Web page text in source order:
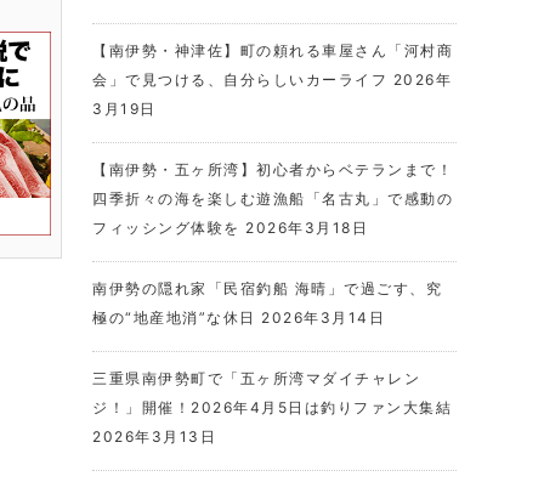
【南伊勢・神津佐】町の頼れる車屋さん「河村商
会」で見つける、自分らしいカーライフ 2026年
3月19日
【南伊勢・五ヶ所湾】初心者からベテランまで！
四季折々の海を楽しむ遊漁船「名古丸」で感動の
フィッシング体験を 2026年3月18日
南伊勢の隠れ家「民宿釣船 海晴」で過ごす、究
極の“地産地消”な休日 2026年3月14日
三重県南伊勢町で「五ヶ所湾マダイチャレン
ジ！」開催！2026年4月5日は釣りファン大集結
2026年3月13日